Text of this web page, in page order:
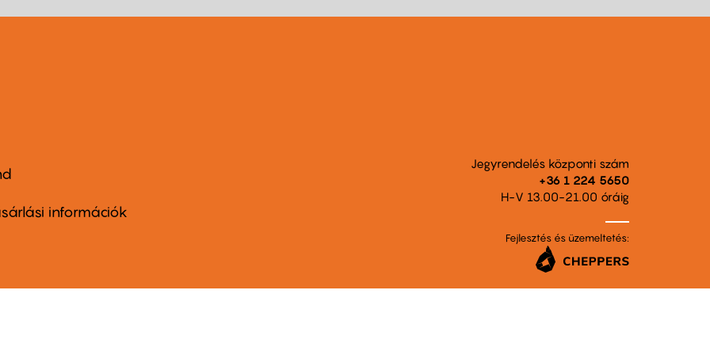
információk
Jegyrendelés központi szám
+36 1 224 5650
H-V 13.00-21.00 óráig
Fejlesztés és üzemeltetés: